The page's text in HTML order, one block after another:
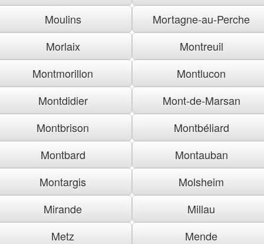
Moulins
Mortagne-au-Perche
Morlaix
Montreuil
Montmorillon
Montlucon
Montdidier
Mont-de-Marsan
Montbrison
Montbéliard
Montbard
Montauban
Montargis
Molsheim
Mirande
Millau
Metz
Mende